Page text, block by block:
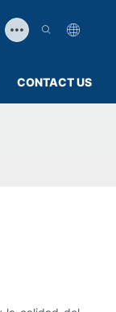
CONTACT US